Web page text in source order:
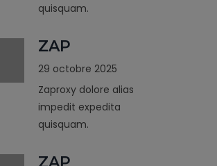
quisquam.
ZAP
29 octobre 2025
Zaproxy dolore alias
impedit expedita
quisquam.
ZAP